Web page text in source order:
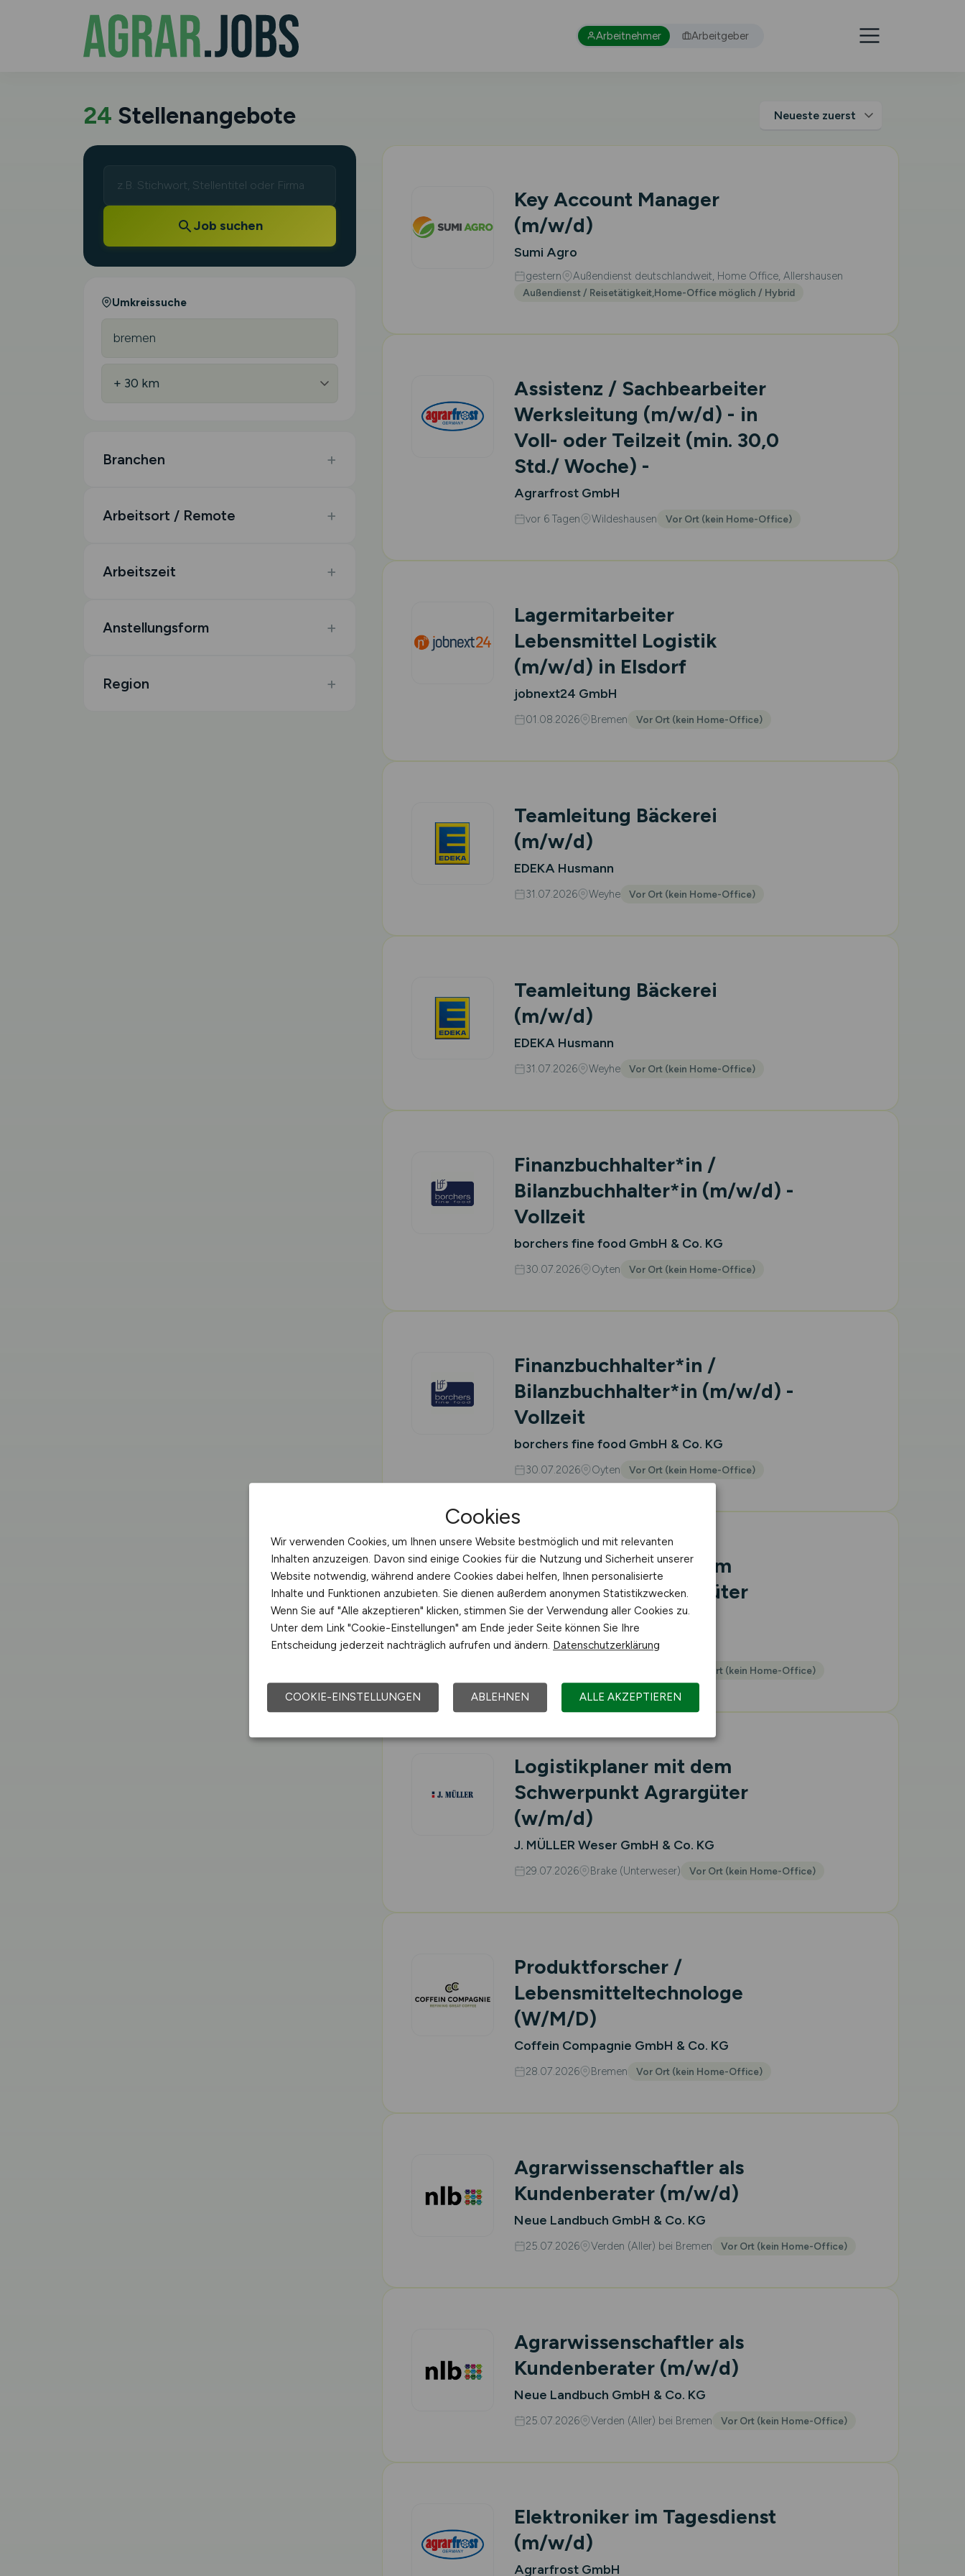
Arbeitnehmer Arbeitgeber
24 Stellenangebote
Job suchen
Umkreissuche
Branchen
Arbeitsort / Remote
Arbeitszeit
Anstellungsform
Region
Key Account Manager
(m/w/d)
Sumi Agro
gestern Außendienst deutschlandweit, Home Office, Allershausen
Außendienst / Reisetätigkeit,Home-Office möglich / Hybrid
Assistenz / Sachbearbeiter
Werksleitung (m/w/d) - in
Voll- oder Teilzeit (min. 30,0
Std./ Woche) -
Agrarfrost GmbH
vor 6 Tagen Wildeshausen Vor Ort (kein Home-Office)
Lagermitarbeiter
Lebensmittel Logistik
(m/w/d) in Elsdorf
jobnext24 GmbH
01.08.2026 Bremen Vor Ort (kein Home-Office)
Teamleitung Bäckerei
(m/w/d)
EDEKA Husmann
31.07.2026 Weyhe Vor Ort (kein Home-Office)
Teamleitung Bäckerei
(m/w/d)
EDEKA Husmann
31.07.2026 Weyhe Vor Ort (kein Home-Office)
Finanzbuchhalter*in /
Bilanzbuchhalter*in (m/w/d) -
Vollzeit
borchers fine food GmbH & Co. KG
30.07.2026 Oyten Vor Ort (kein Home-Office)
Finanzbuchhalter*in /
Bilanzbuchhalter*in (m/w/d) -
Vollzeit
borchers fine food GmbH & Co. KG
30.07.2026 Oyten Vor Ort (kein Home-Office)
Logistikplaner mit dem
Schwerpunkt Agrargüter
(w/m/d)
J. MÜLLER Weser GmbH & Co. KG
Vor Ort (kein Home-Office)
Logistikplaner mit dem
Schwerpunkt Agrargüter
(w/m/d)
J. MÜLLER Weser GmbH & Co. KG
29.07.2026 Brake (Unterweser) Vor Ort (kein Home-Office)
Produktforscher /
Lebensmitteltechnologe
(W/M/D)
Coffein Compagnie GmbH & Co. KG
28.07.2026 Bremen Vor Ort (kein Home-Office)
Agrarwissenschaftler als
Kundenberater (m/w/d)
Neue Landbuch GmbH & Co. KG
25.07.2026 Verden (Aller) bei Bremen Vor Ort (kein Home-Office)
Agrarwissenschaftler als
Kundenberater (m/w/d)
Neue Landbuch GmbH & Co. KG
25.07.2026 Verden (Aller) bei Bremen Vor Ort (kein Home-Office)
Elektroniker im Tagesdienst
(m/w/d)
Agrarfrost GmbH
Cookies
Wir verwenden Cookies, um Ihnen unsere Website bestmöglich und mit relevanten
Inhalten anzuzeigen. Davon sind einige Cookies für die Nutzung und Sicherheit unserer
Website notwendig, während andere Cookies dabei helfen, Ihnen personalisierte
Inhalte und Funktionen anzubieten. Sie dienen außerdem anonymen Statistikzwecken.
Wenn Sie auf "Alle akzeptieren" klicken, stimmen Sie der Verwendung aller Cookies zu.
Unter dem Link "Cookie-Einstellungen" am Ende jeder Seite können Sie Ihre
Entscheidung jederzeit nachträglich aufrufen und ändern. Datenschutzerklärung
COOKIE-EINSTELLUNGEN ABLEHNEN ALLE AKZEPTIEREN